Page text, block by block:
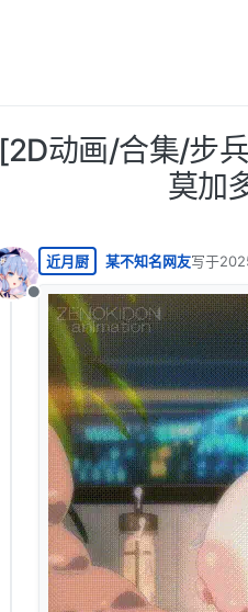
[2D动画/合集/步
莫加
离线
近月厨 某不知名网友写于
最后由